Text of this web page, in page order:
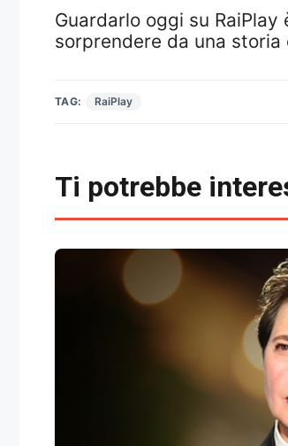
Guardarlo oggi su
sorprendere da una
TAG: RaiPlay
Ti potrebbe